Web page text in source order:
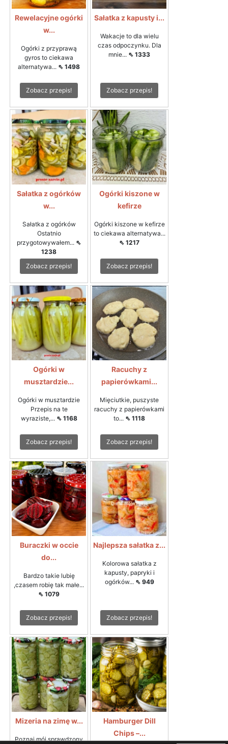
Rewelacyjne ogórki
w...
Ogórki z przyprawą
gyros to ciekawa
alternatywa... ⇖ 1498
Zobacz przepis!
Sałatka z kapusty i...
Wakacje to dla wielu
czas odpoczynku. Dla
mnie... ⇖ 1333
Zobacz przepis!
Sałatka z ogórków
w...
Sałatka z ogórków
Ostatnio
przygotowywałem... ⇖
1238
Zobacz przepis!
Ogórki kiszone w
kefirze
Ogórki kiszone w kefirze
to ciekawa alternatywa...
⇖ 1217
Zobacz przepis!
Ogórki w
musztardzie...
Ogórki w musztardzie
Przepis na te
wyraziste,... ⇖ 1168
Zobacz przepis!
Racuchy z
papierówkami...
Mięciutkie, puszyste
racuchy z papierówkami
to... ⇖ 1118
Zobacz przepis!
Buraczki w occie
do...
Bardzo takie lubię
,czasem robię tak małe...
⇖ 1079
Zobacz przepis!
Najlepsza sałatka z...
Kolorowa sałatka z
kapusty, papryki i
ogórków... ⇖ 949
Zobacz przepis!
Mizeria na zimę w...
Poznaj mój sprawdzony
Hamburger Dill
Chips –...